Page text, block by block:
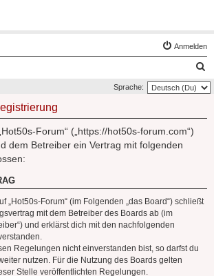
Anmelden
u
Sprache:
Forum“ („https://hot50s-forum.com“)
dem Betreiber ein Vertrag mit folgenden
„Hot50s-Forum“ (im Folgenden „das Board“) schließt
mit dem Betreiber des Boards ab (im
und erklärst dich mit den nachfolgenden
Regelungen nicht einverstanden bist, so darfst du
nutzen. Für die Nutzung des Boards gelten
Stelle veröffentlichten Regelungen.